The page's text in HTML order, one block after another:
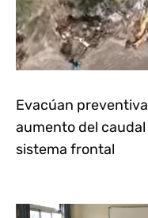
Evacúan
aumento del
sistema frontal